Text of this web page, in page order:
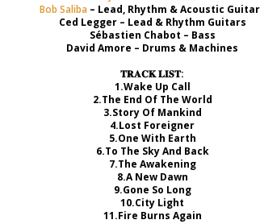
Bob Saliba – Lead, Rhythm & Acoustic
Ced Legger – Lead & Rhythm Guitars
Sébastien Chabot – Bass
David Amore – Drums & Machines
𝐓𝐑𝐀𝐂𝐊 𝐋𝐈𝐒𝐓:
1.Wake Up Call
2.The End Of The World
3.Story Of Mankind
4.Lost Foreigner
5.One With Earth
6.To The Sky And Back
7.The Awakening
8.A New Dawn
9.Gone So Long
10.City Light
11.Fire Burns Again